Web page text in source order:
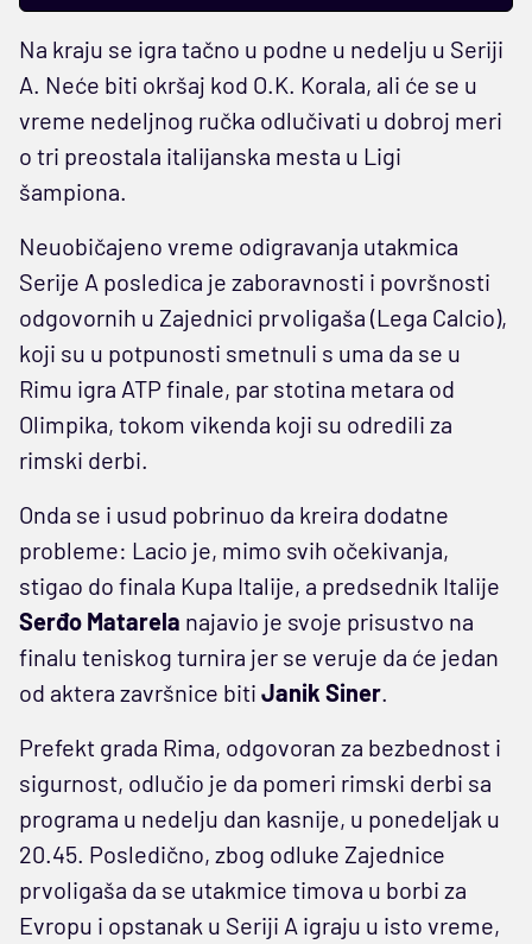
Na kraju se igra tačno u podne u nedelju u Seriji
A. Neće biti okršaj kod O.K. Korala, ali će se u
vreme nedeljnog ručka odlučivati u dobroj meri
o tri preostala italijanska mesta u Ligi
šampiona.
Neuobičajeno vreme odigravanja utakmica
Serije A posledica je zaboravnosti i površnosti
odgovornih u Zajednici prvoligaša (Lega Calcio),
koji su u potpunosti smetnuli s uma da se u
Rimu igra ATP finale, par stotina metara od
Olimpika, tokom vikenda koji su odredili za
rimski derbi.
Onda se i usud pobrinuo da kreira dodatne
probleme: Lacio je, mimo svih očekivanja,
stigao do finala Kupa Italije, a predsednik Italije
Serđo Matarela najavio je svoje prisustvo na
finalu teniskog turnira jer se veruje da će jedan
od aktera završnice biti Janik Siner.
Prefekt grada Rima, odgovoran za bezbednost i
sigurnost, odlučio je da pomeri rimski derbi sa
programa u nedelju dan kasnije, u ponedeljak u
20.45. Posledično, zbog odluke Zajednice
prvoligaša da se utakmice timova u borbi za
Evropu i opstanak u Seriji A igraju u isto vreme,